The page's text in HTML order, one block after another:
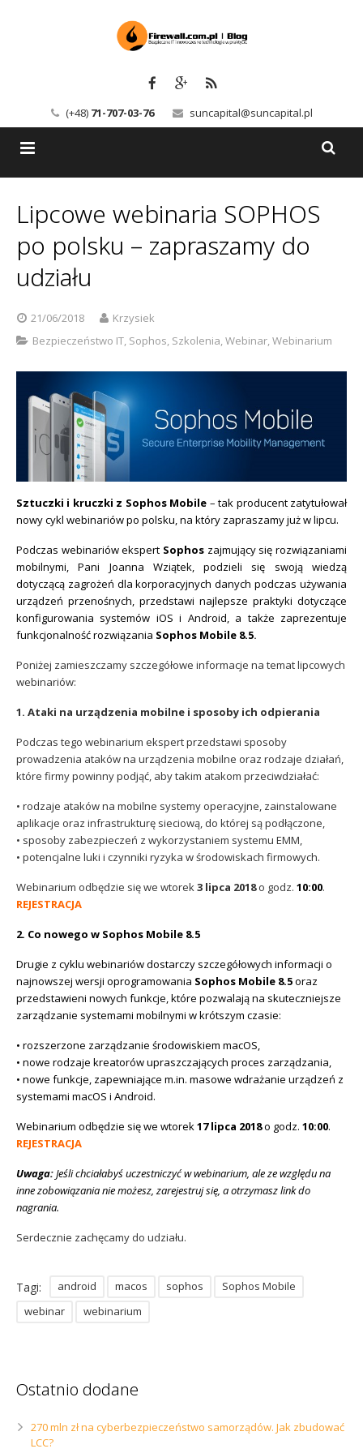
(+48) 71-707-03-76 suncapital@suncapital.pl
Backup-Solutions
Bezpieczeństwo IT
Serwery pocztowe
Usługi
Newsletter
Kontakt
Lipcowe webinaria SOPHOS
po polsku – zapraszamy do
udziału
21/06/2018
Krzysiek
Bezpieczeństwo IT, Sophos, Szkolenia,Webinar,Webinarium
Sztuczki i kruczki z Sophos Mobile – tak producent zatytułował
nowy cykl webinariów po polsku, na który zapraszamy już w lipcu.
Podczas webinariów ekspert Sophos zajmujący się rozwiązaniami
mobilnymi, Pani Joanna Wziątek, podzieli się swoją wiedzą
dotyczącą zagrożeń dla korporacyjnych danych podczas używania
urządzeń przenośnych, przedstawi najlepsze praktyki dotyczące
konfigurowania systemów iOS i Android, a także zaprezentuje
funkcjonalność rozwiązania Sophos Mobile 8.5.
Poniżej zamieszczamy szczegółowe informacje na temat lipcowych
webinariów:
1. Ataki na urządzenia mobilne i sposoby ich odpierania
Podczas tego webinarium ekspert przedstawi sposoby
prowadzenia ataków na urządzenia mobilne oraz rodzaje działań,
które firmy powinny podjąć, aby takim atakom przeciwdziałać:
• rodzaje ataków na mobilne systemy operacyjne, zainstalowane
aplikacje oraz infrastrukturę sieciową, do której są podłączone,
• sposoby zabezpieczeń z wykorzystaniem systemu EMM,
• potencjalne luki i czynniki ryzyka w środowiskach firmowych.
Webinarium odbędzie się we wtorek3 lipca 2018o godz. 10:00.
REJESTRACJA
2. Co nowego w Sophos Mobile 8.5
Drugie z cyklu webinariów dostarczy szczegółowych informacji o
najnowszej wersji oprogramowania Sophos Mobile 8.5oraz
przedstawieni nowych funkcje, które pozwalają na skuteczniejsze
zarządzanie systemami mobilnymi w krótszym czasie:
• rozszerzone zarządzanie środowiskiem macOS,
• nowe rodzaje kreatorów upraszczających proces zarządzania,
• nowe funkcje, zapewniające m.in. masowe wdrażanie urządzeń z
systemami macOS i Android.
Webinarium odbędzie się we wtorek17 lipca 2018o godz. 10:00.
REJESTRACJA
Uwaga:Jeśli chciałabyś uczestniczyć w webinarium, ale ze względu na
inne zobowiązania nie możesz, zarejestruj się, a otrzymasz link do
nagrania.
Serdecznie zachęcamy do udziału.
Tagi: android macos sophos
Sophos Mobile
webinar
webinarium
Ostatnio dodane
270 mln zł na cyberbezpieczeństwo samorządów. Jak zbudować
LCC?